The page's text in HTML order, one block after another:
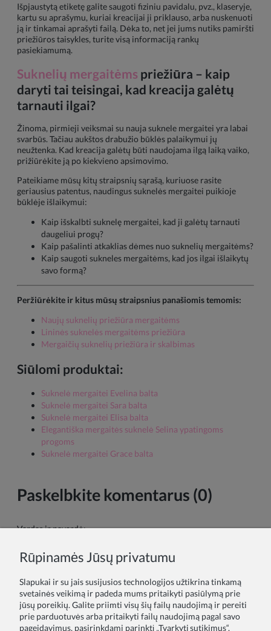
Išpjaustytą etiketę galite saugoti fiziniu pavidalu, pvz., klaseryje,
kartu su aprašymu, kuriai kreacijai ji priklauso, arba nuskenuoti
ją ir tinkamai aprašyti failą. Dėka to, net jei jums nutiks pamiršti
priežiūros taisykles, turite visą informaciją rankų
pasiekiamumą.
Suknelių mergaitėms priežiūra – kaip
daryti tai teisingai, kad kreacija galėtų
tarnauti ilgai?
Žinoma, pirmieji veiksmai su nauja suknele mergaitei yra labai
svarbūs. Tačiau aukštos drabužio būklės palaikymui jų
neužtenka. Kad kreacija galėtų būti naudojama ilgą laiką vaiko,
prižiūrėkite ją po kiekvieno apsimovimo.
Pateikiame mūsų kitų straipsnių sąrašą, kuriuose rasite
geriausius patentus, naudingus suknelės mergaitei puikioje
būklėje išlaikymui:
Kaip išskalbti suknelę mergaitei, kad ji galėtų tarnauti
daugeliui progų?
Kaip pašalinti atkaklias dėmes nuo suknelių mergaitėms?
Kaip saugoti sukneles mergaitėms, kad jos ilgai išlaikytų
savo formą?
Peržiūrėkite ir kitus mūsų straipsnius panašiomis temomis:
Naujų suknelių priežiūra mergaitėms
Lininės suknelės mergaitėms priežiūra
Mergaičių suknelių priežiūra ir skalbimas
Siūlomi produktai:
Suknelė mergaitei Evelina balta
Suknelė mergaitei Sara balta
Suknelė mergaitei Elisa balta
Elegantiška mergaitės suknelė Selina ypatingoms
progoms
Suknelė mergaitei Grace balta
Paskelbkite komentarus (0)
Vardas ir pavardė:
Rūpinamės Jūsų privatumu
Slapukai ir su jais susijusios technologijos užtikrina tinkamą
svetainės veikimą ir padeda mums pritaikyti pasiūlymą prie
jūsų poreikių. Galite priimti visų šių failų naudojimą ir pereiti
prie parduotuvės arba pritaikyti failų naudojimą pagal savo
pageidavimus, pasirinkdami parinktį „Tvarkyti sutikimus“.